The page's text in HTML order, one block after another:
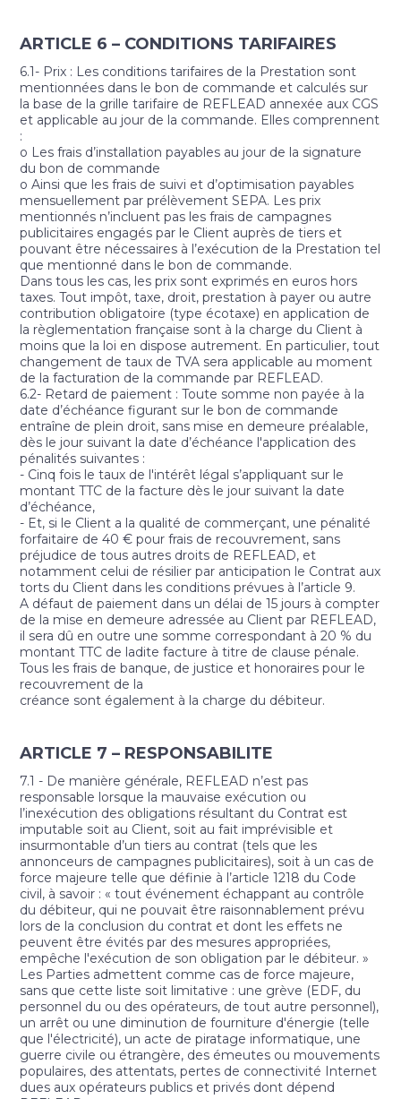
ARTICLE 6 – CONDITIONS TARIFAIRES
6.1- Prix : Les conditions tarifaires de la Prestation sont
mentionnées dans le bon de commande et calculés sur
la base de la grille tarifaire de REFLEAD annexée aux CGS
et applicable au jour de la commande. Elles comprennent
:
o Les frais d’installation payables au jour de la signature
du bon de commande
o Ainsi que les frais de suivi et d’optimisation payables
mensuellement par prélèvement SEPA. Les prix
mentionnés n’incluent pas les frais de campagnes
publicitaires engagés par le Client auprès de tiers et
pouvant être nécessaires à l’exécution de la Prestation tel
que mentionné dans le bon de commande.
Dans tous les cas, les prix sont exprimés en euros hors
taxes. Tout impôt, taxe, droit, prestation à payer ou autre
contribution obligatoire (type écotaxe) en application de
la règlementation française sont à la charge du Client à
moins que la loi en dispose autrement. En particulier, tout
changement de taux de TVA sera applicable au moment
de la facturation de la commande par REFLEAD.
6.2- Retard de paiement : Toute somme non payée à la
date d’échéance figurant sur le bon de commande
entraîne de plein droit, sans mise en demeure préalable,
dès le jour suivant la date d’échéance l'application des
pénalités suivantes :
- Cinq fois le taux de l'intérêt légal s’appliquant sur le
montant TTC de la facture dès le jour suivant la date
d’échéance,
- Et, si le Client a la qualité de commerçant, une pénalité
forfaitaire de 40 € pour frais de recouvrement, sans
préjudice de tous autres droits de REFLEAD, et
notamment celui de résilier par anticipation le Contrat aux
torts du Client dans les conditions prévues à l’article 9.
A défaut de paiement dans un délai de 15 jours à compter
de la mise en demeure adressée au Client par REFLEAD,
il sera dû en outre une somme correspondant à 20 % du
montant TTC de ladite facture à titre de clause pénale.
Tous les frais de banque, de justice et honoraires pour le
recouvrement de la
créance sont également à la charge du débiteur.
ARTICLE 7 – RESPONSABILITE
7.1 - De manière générale, REFLEAD n’est pas
responsable lorsque la mauvaise exécution ou
l’inexécution des obligations résultant du Contrat est
imputable soit au Client, soit au fait imprévisible et
insurmontable d’un tiers au contrat (tels que les
annonceurs de campagnes publicitaires), soit à un cas de
force majeure telle que définie à l’article 1218 du Code
civil, à savoir : « tout événement échappant au contrôle
du débiteur, qui ne pouvait être raisonnablement prévu
lors de la conclusion du contrat et dont les effets ne
peuvent être évités par des mesures appropriées,
empêche l'exécution de son obligation par le débiteur. »
Les Parties admettent comme cas de force majeure,
sans que cette liste soit limitative : une grève (EDF, du
personnel du ou des opérateurs, de tout autre personnel),
un arrêt ou une diminution de fourniture d'énergie (telle
que l'électricité), un acte de piratage informatique, une
guerre civile ou étrangère, des émeutes ou mouvements
populaires, des attentats, pertes de connectivité Internet
dues aux opérateurs publics et privés dont dépend